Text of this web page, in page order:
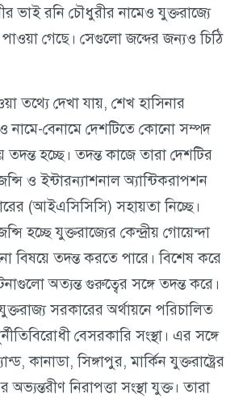
ভাই রনি চৌধুরীর নামেও যুক্তরাজ্যে
পাওয়া গেছে। সেগুলো জব্দের জন্যও চিঠি
তথ্যে দেখা যায়, শেখ হাসিনার
নামে-বেনামে দেশটিতে কোনো সম্পদ
হচ্ছে। তদন্ত কাজে তারা দেশটির
ও ইন্টারন্যাশনাল অ্যান্টিকরাপশন
(আইএসিসিসি) সহায়তা নিচ্ছে।
হচ্ছে যুক্তরাজ্যের কেন্দ্রীয় গোয়েন্দা
বিষয়ে তদন্ত করতে পারে। বিশেষ করে
অত্যন্ত গুরুত্বের সঙ্গে তদন্ত করে।
সরকারের অর্থায়নে পরিচালিত
বেসরকারি সংস্থা। এর সঙ্গে
কানাডা, সিঙ্গাপুর, মার্কিন যুক্তরাষ্ট্রের
অভ্যন্তরীণ নিরাপত্তা সংস্থা যুক্ত। তারা